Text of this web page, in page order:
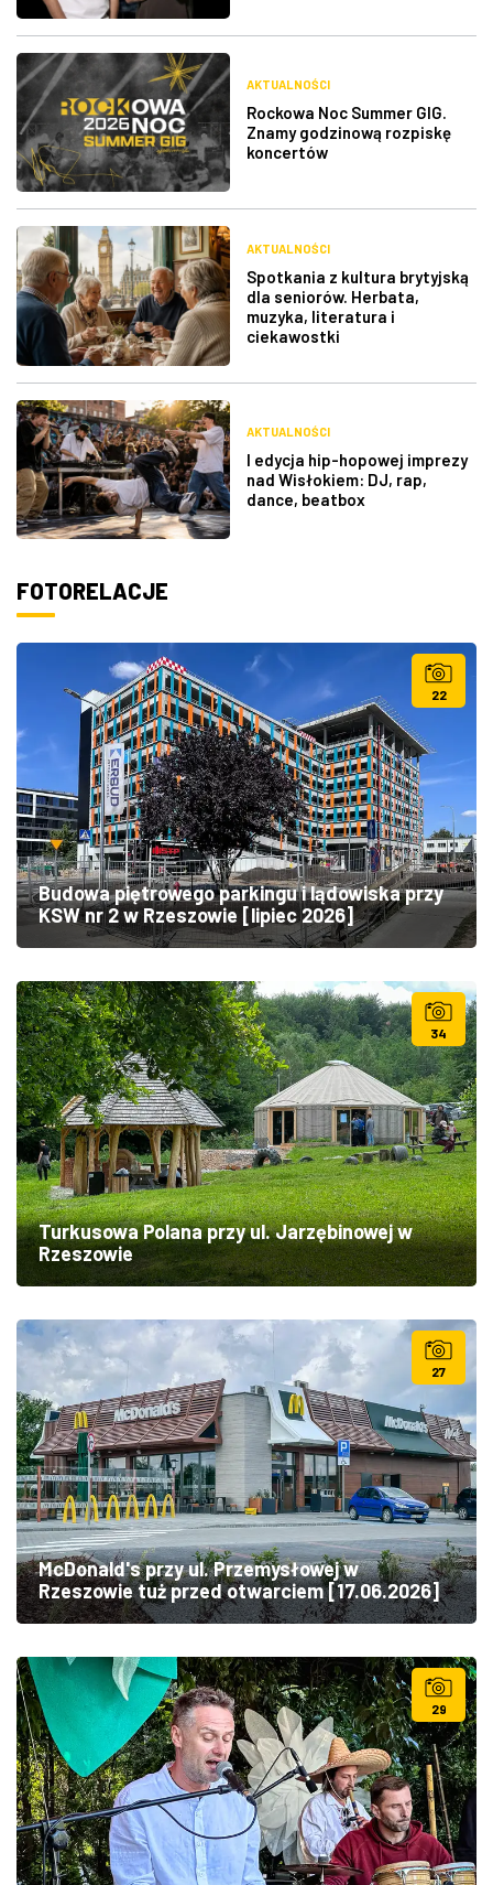
AKTUALNOŚCI
Rockowa Noc Summer GIG.
Znamy godzinową rozpiskę
koncertów
AKTUALNOŚCI
Spotkania z kultura brytyjską
dla seniorów. Herbata,
muzyka, literatura i
ciekawostki
AKTUALNOŚCI
I edycja hip-hopowej imprezy
nad Wisłokiem: DJ, rap,
dance, beatbox
FOTORELACJE
22
Budowa piętrowego parkingu i lądowiska przy
KSW nr 2 w Rzeszowie [lipiec 2026]
34
Turkusowa Polana przy ul. Jarzębinowej w
Rzeszowie
27
McDonald's przy ul. Przemysłowej w
Rzeszowie tuż przed otwarciem [17.06.2026]
29